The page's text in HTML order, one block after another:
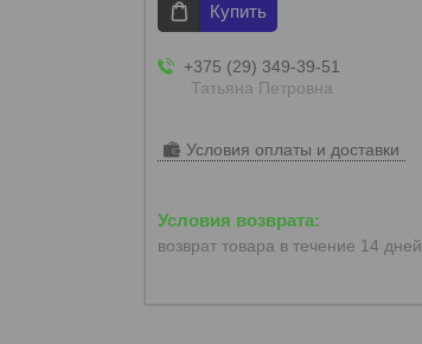
Купить
+375 (29) 349-39-51
Татьяна Петровна
Условия оплаты и доставки
возврат товара в течение 14 дней